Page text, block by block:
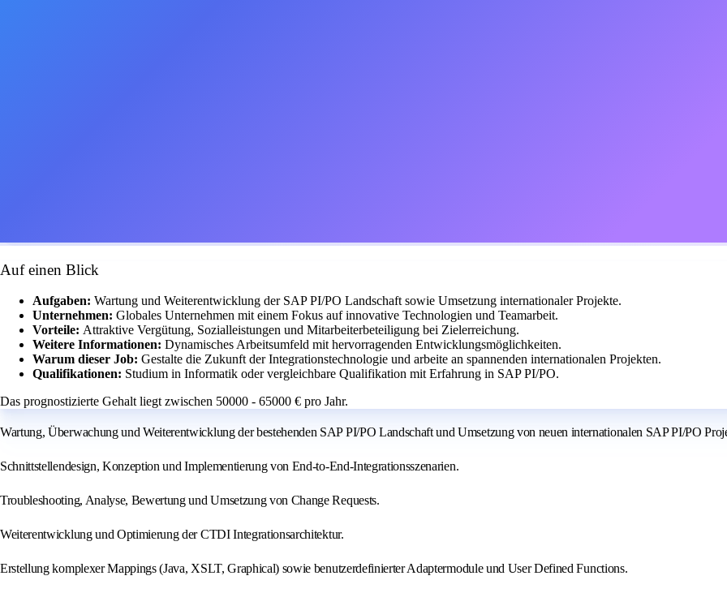
Auf einen Blick
Aufgaben: Wartung und Weiterentwicklung der SAP PI/PO Landschaft sowie Umsetzung internationaler Projekte.
Unternehmen: Globales Unternehmen mit einem Fokus auf innovative Technologien und Teamarbeit.
Vorteile: Attraktive Vergütung, Sozialleistungen und Mitarbeiterbeteiligung bei Zielerreichung.
Weitere Informationen: Dynamisches Arbeitsumfeld mit hervorragenden Entwicklungsmöglichkeiten.
Warum dieser Job: Gestalte die Zukunft der Integrationstechnologie und arbeite an spannenden internationalen Projekten.
Qualifikationen: Studium in Informatik oder vergleichbare Qualifikation mit Erfahrung in SAP PI/PO.
Das prognostizierte Gehalt liegt zwischen 50000 - 65000 € pro Jahr.
Wartung, Überwachung und Weiterentwicklung der bestehenden SAP PI/PO Landschaft und Umsetzung von neuen internationalen SAP PI/PO
Schnittstellendesign, Konzeption und Implementierung von End-to-End-Integrationsszenarien.
Troubleshooting, Analyse, Bewertung und Umsetzung von Change Requests.
Weiterentwicklung und Optimierung der CTDI Integrationsarchitektur.
Erstellung komplexer Mappings (Java, XSLT, Graphical) sowie benutzerdefinierter Adaptermodule und User Defined Functions.